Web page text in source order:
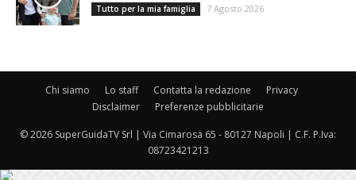
Tutto per la mia famiglia 7 Agosto 2026
Chi siamo Lo staff Contatta la redazione
Privacy
Disclaimer
Preferenze pubblicitarie
© 2026 SuperGuidaTV Srl | Via Cimarosa 65 - 80127 Napoli | C.F. P.Iva:
08723421213